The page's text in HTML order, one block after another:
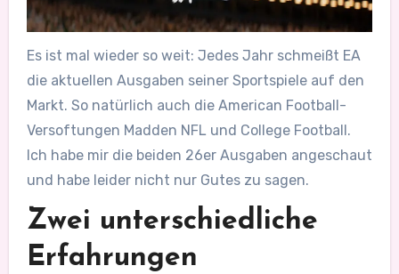
Es ist mal wieder so weit: Jedes Jahr schmeißt EA
die aktuellen Ausgaben seiner Sportspiele auf den
Markt. So natürlich auch die American Football-
Versoftungen Madden NFL und College Football.
Ich habe mir die beiden 26er Ausgaben angeschaut
und habe leider nicht nur Gutes zu sagen.
Zwei unterschiedliche
Erfahrungen